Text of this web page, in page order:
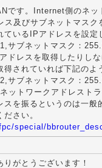
です。Internet側のネッ
及びサブネットマスク
いるIPアドレスを設定
サブネットマスク：
ドレスを取得したりし
されていれば下記のよ
サブネットマスク：
ットワークアドレスト
を振るというのは一般
さい。
special/
がとうございます！